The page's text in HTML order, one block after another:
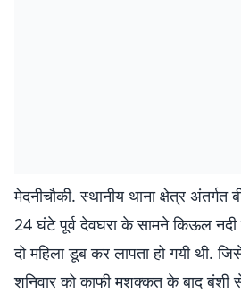
मेदनीचौकी. स्थानीय थाना क्षेत्र
24 घंटे पूर्व देवघरा के सामने किऊल
दो महिला डूब कर लापता हो गयी थी.
शनिवार को काफी मशक्कत के बाद बंशी